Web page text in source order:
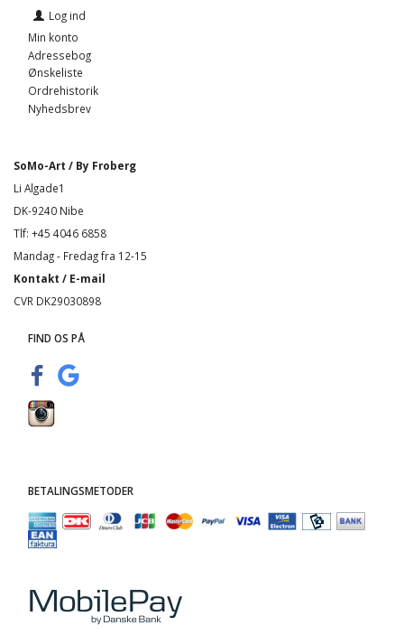
Log ind
Min konto
Adressebog
Ønskeliste
Ordrehistorik
Nyhedsbrev
SoMo-Art / By Froberg
Li Algade1
DK-9240 Nibe
Tlf: +45 4046 6858
Mandag - Fredag fra 12-15
Kontakt / E-mail
CVR DK29030898
FIND OS PÅ
BETALINGSMETODER